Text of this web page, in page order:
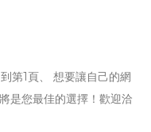
第1頁、 想要讓自己的網
是您最佳的選擇！歡迎洽